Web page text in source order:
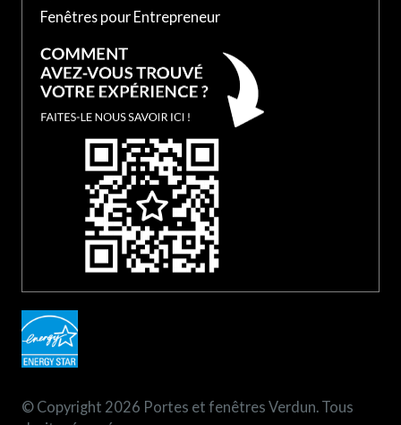
Fenêtres pour Entrepreneur
© Copyright 2026 Portes et fenêtres Verdun. Tous